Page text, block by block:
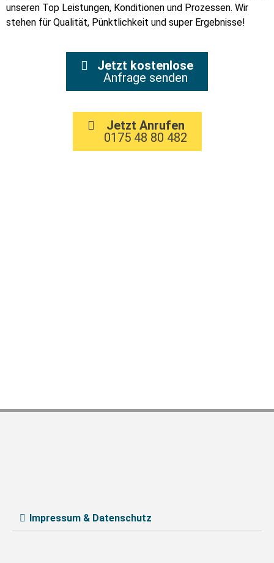
unseren Top Leistungen, Konditionen und Prozessen. Wir
stehen für Qualität, Pünktlichkeit und super Ergebnisse!
Jetzt kostenlose
Anfrage senden
Jetzt Anrufen
0175 48 80 482
Impressum & Datenschutz